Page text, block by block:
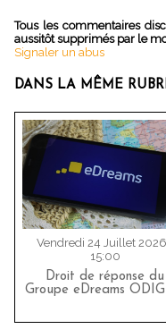
Tous les commentaires
aussitôt supprimés par le
Signaler un abus
DANS LA MÊME
Vendredi 24 Juillet
15:00
Droit de réponse du
Groupe eDreams